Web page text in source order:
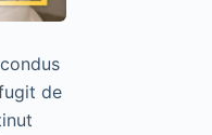
de